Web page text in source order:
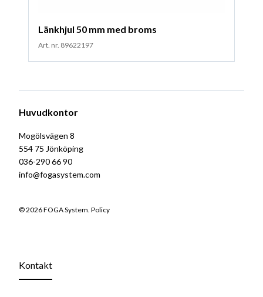
Länkhjul 50 mm med broms
Art. nr. 89622197
Huvudkontor
Mogölsvägen 8
554 75 Jönköping
036-290 66 90
info@fogasystem.com
© 2026 FOGA System. Policy
Kontakt